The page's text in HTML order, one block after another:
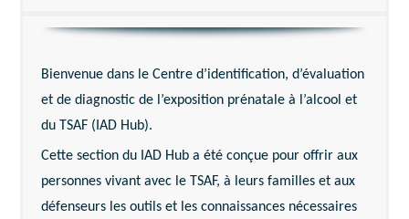
Bienvenue dans le Centre d’identification, d’évaluation
et de diagnostic de l’exposition prénatale à l’alcool et
du TSAF (IAD Hub).
Cette section du IAD Hub a été conçue pour offrir aux
personnes vivant avec le TSAF, à leurs familles et aux
défenseurs les outils et les connaissances nécessaires